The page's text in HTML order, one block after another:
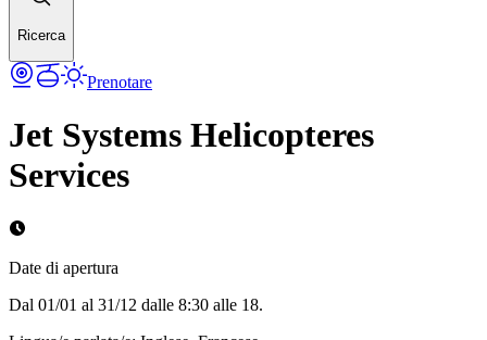
Ricerca
Prenotare
Jet Systems Helicopteres
Services
Date di apertura
Dal 01/01 al 31/12 dalle 8:30 alle 18.